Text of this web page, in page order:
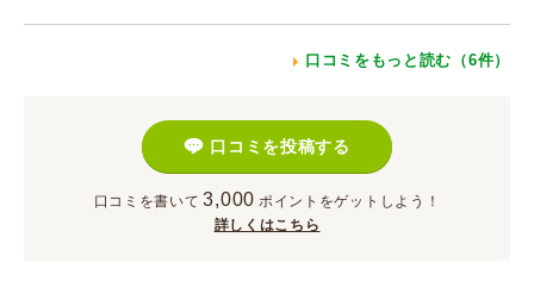
口コミをもっと読む（6件）
口コミを投稿する
口コミを書いて 3,000 ポイント をゲットしよう！
詳しくはこちら